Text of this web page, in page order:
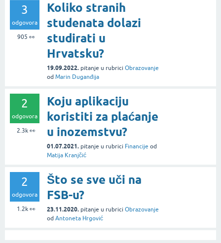
3
odgovora
905 👀
Koliko stranih
studenata dolazi
studirati u
Hrvatsku?
19.09.2022. pitanje u rubrici Obrazovanje
od Marin Duganđija
2
odgovora
2.3k👀
Koju aplikaciju
koristiti za plaćanje
u inozemstvu?
01.07.2021. pitanje u rubrici Financije od
Matija Kranjčić
2
odgovora
1.2k👀
Što se sve uči na
FSB-u?
23.11.2020. pitanje u rubrici Obrazovanje
od Antoneta Hrgović